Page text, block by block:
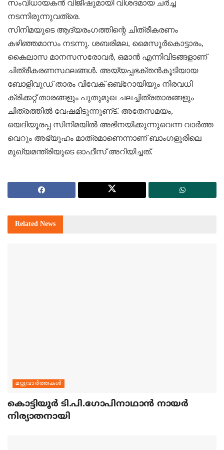
സംവിധായകന്‍ വിജീഷുമായി വിശദമായ ചര്‍ച്ച
നടന്നിരുന്നുവത്രെ.
സിനിമയുടെ ആദ്യരംഗത്തിന്റെ ചിത്രീകരണം
കഴിഞ്ഞമാസം നടന്നു. ശബരിമല, മൈസൂര്‍കൊട്ടാരം,
കൈലാസ മാനസസരോവര്‍, ഒമാന്‍ എന്നിവിടങ്ങളാണ്‌
ചിത്രീകരണസ്ഥലങ്ങള്‍. അയ്യപ്പഭക്തന്‍കൂടിയായ
ബോളിവുഡ്‌ താരം വിവേക്‌ ഒബ്‌റോയിയും നിരവധി
ക്രിക്കറ്റ്‌ താരങ്ങളും പുതുമുഖ ചലച്ചിത്രതാരങ്ങളും
ചിത്രത്തില്‍ വേഷമിടുന്നുണ്‌ട്‌. അതേസമയം,
യെദിയൂരപ്പ സിനിമയില്‍ അഭിനയിക്കുന്നുവെന്ന വാര്‍ത്ത
വെറും അഭ്യൂഹം മാത്രമാണെന്നാണ്‌ ബാംഗളൂരിലെ
മുഖ്യമന്ത്രിയുടെ ഓഫീസ്‌ അറിയിച്ചത്‌.
Related News
മറ്റുവാര്‍ത്തകള്‍
കൊട്ടിയൂര്‍ ടി.പി.ഗോപിനാഥാന്‍ നായര്‍
നിര്യാതനായി